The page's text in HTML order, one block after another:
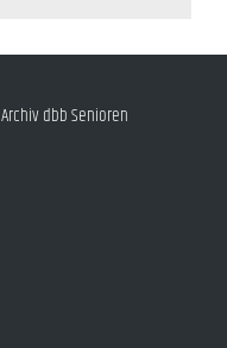
Archiv dbb Senioren